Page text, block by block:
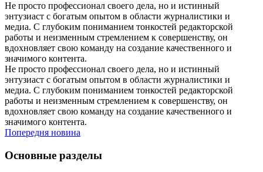
Не просто профессионал своего дела, но и истинный
энтузиаст с богатым опытом в области журналистики и
медиа. С глубоким пониманием тонкостей редакторской
работы и неизменным стремлением к совершенству, он
вдохновляет свою команду на создание качественного и
значимого контента.
Не просто профессионал своего дела, но и истинный
энтузиаст с богатым опытом в области журналистики и
медиа. С глубоким пониманием тонкостей редакторской
работы и неизменным стремлением к совершенству, он
вдохновляет свою команду на создание качественного и
значимого контента.
Попередня новина
Основные разделы